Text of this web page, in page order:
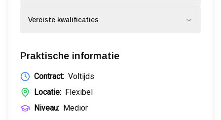
Vereiste kwalificaties
Praktische informatie
Contract: Voltijds
Locatie: Flexibel
Niveau: Medior